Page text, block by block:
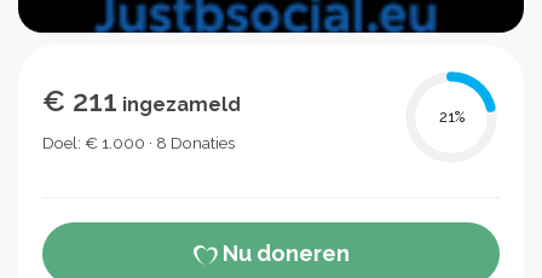
€ 211 ingezameld
Doel: € 1.000 · 8 Donaties
21%
Nu doneren